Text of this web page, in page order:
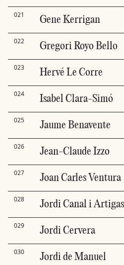
021 Gene Kerrigan
022 Gregori Royo Bello
023 Hervé Le Corre
024 Isabel Clara-Simó
025 Jaume Benavente
026 Jean-Claude Izzo
027 Joan Carles Ventura
028
029 Jordi Cervera
030 Jordi de Manuel